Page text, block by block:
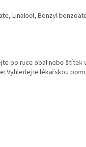
Linalool, Benzyl
po ruce obal nebo štítek
Vyhledejte lékařskou